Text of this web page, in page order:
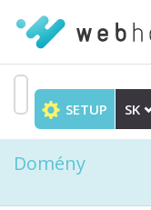
obsah
SETUP SK
Domény